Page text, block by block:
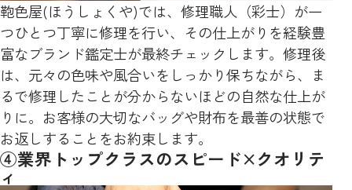
鞄色屋(ほうしょくや)では、修理職人（彩士）が一
つひとつ丁寧に修理を行い、その仕上がりを経験豊
富なブランド鑑定士が最終チェックします。修理後
は、元々の色味や風合いをしっかり保ちながら、ま
るで修理したことが分からないほどの自然な仕上が
りに。お客様の大切なバッグや財布を最善の状態で
お返しすることをお約束します。
④業界トップクラスのスピード×クオリテ
ィ